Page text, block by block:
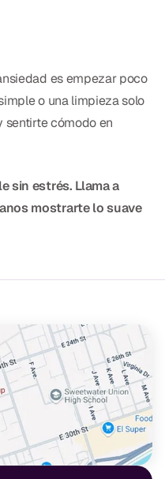
Cita
es empezar poco
o una limpieza solo
sentirte cómodo en
sin estrés. Llama a
mostrarte lo suave